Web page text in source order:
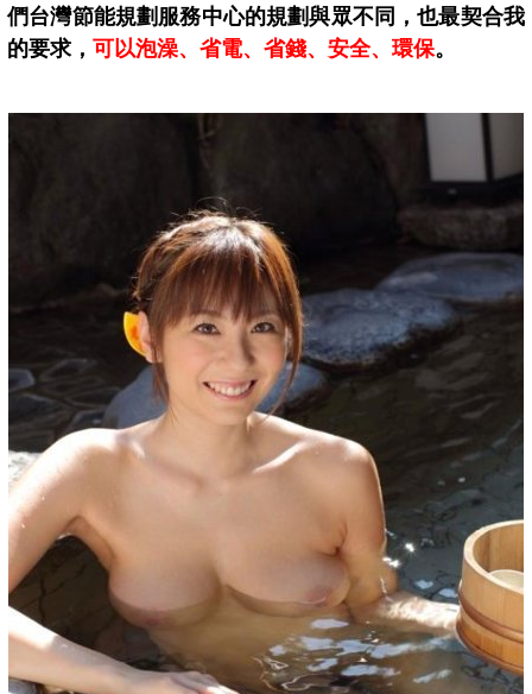
們台灣節能規劃服務中心的規劃與眾不同，也最契合我
的要求， 可以泡澡、省電、省錢、安全、環保。